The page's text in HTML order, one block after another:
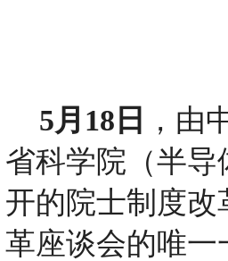
5月18日
，由
省科学院（半
开的院士制度
革座谈会的唯